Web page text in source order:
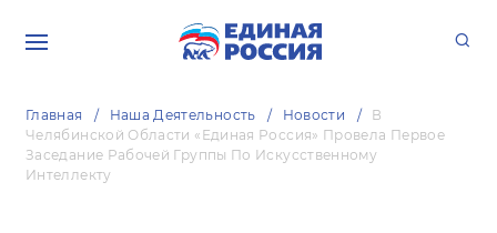
Главная Наша Деятельность Новости
В
Челябинской Области «Единая Россия» Провела Первое
Заседание Рабочей Группы По Искусственному
Интеллекту